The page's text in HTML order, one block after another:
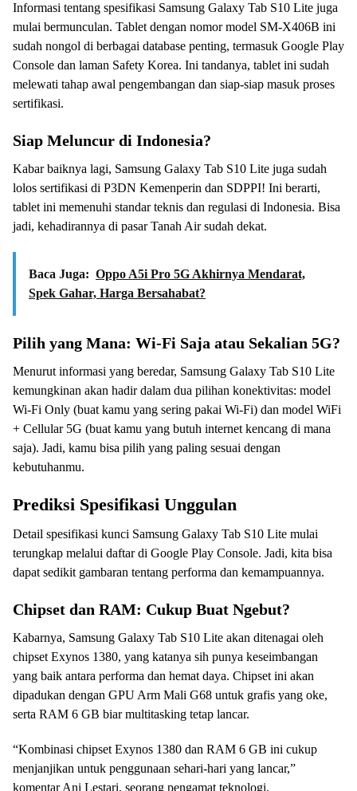
Informasi tentang spesifikasi Samsung Galaxy Tab S10 Lite juga
mulai bermunculan. Tablet dengan nomor model SM-X406B ini
sudah nongol di berbagai database penting, termasuk Google Play
Console dan laman Safety Korea. Ini tandanya, tablet ini sudah
melewati tahap awal pengembangan dan siap-siap masuk proses
sertifikasi.
Siap Meluncur di Indonesia?
Kabar baiknya lagi, Samsung Galaxy Tab S10 Lite juga sudah
lolos sertifikasi di P3DN Kemenperin dan SDPPI! Ini berarti,
tablet ini memenuhi standar teknis dan regulasi di Indonesia. Bisa
jadi, kehadirannya di pasar Tanah Air sudah dekat.
Baca Juga: Oppo A5i Pro 5G Akhirnya Mendarat,
Spek Gahar, Harga Bersahabat?
Pilih yang Mana: Wi-Fi Saja atau Sekalian 5G?
Menurut informasi yang beredar, Samsung Galaxy Tab S10 Lite
kemungkinan akan hadir dalam dua pilihan konektivitas: model
Wi-Fi Only (buat kamu yang sering pakai Wi-Fi) dan model WiFi
+ Cellular 5G (buat kamu yang butuh internet kencang di mana
saja). Jadi, kamu bisa pilih yang paling sesuai dengan
kebutuhanmu.
Prediksi Spesifikasi Unggulan
Detail spesifikasi kunci Samsung Galaxy Tab S10 Lite mulai
terungkap melalui daftar di Google Play Console. Jadi, kita bisa
dapat sedikit gambaran tentang performa dan kemampuannya.
Chipset dan RAM: Cukup Buat Ngebut?
Kabarnya, Samsung Galaxy Tab S10 Lite akan ditenagai oleh
chipset Exynos 1380, yang katanya sih punya keseimbangan
yang baik antara performa dan hemat daya. Chipset ini akan
dipadukan dengan GPU Arm Mali G68 untuk grafis yang oke,
serta RAM 6 GB biar multitasking tetap lancar.
“Kombinasi chipset Exynos 1380 dan RAM 6 GB ini cukup
menjanjikan untuk penggunaan sehari-hari yang lancar,”
komentar Ani Lestari, seorang pengamat teknologi.